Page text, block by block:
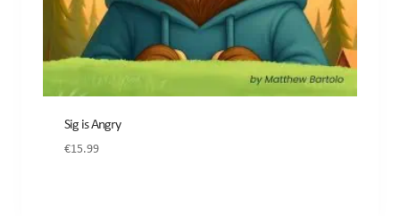
Sig is Angry
€15.99